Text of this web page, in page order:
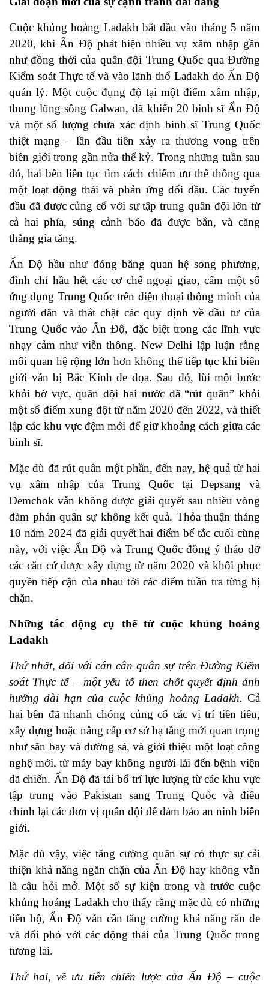
Cuộc khủng hoảng Ladakh bắt đầu vào tháng 5 năm
2020, khi Ấn Độ phát hiện nhiều vụ xâm nhập gần
như đồng thời của quân đội Trung Quốc qua Đường
Kiểm soát Thực tế và vào lãnh thổ Ladakh do Ấn Độ
quản lý. Một cuộc đụng độ tại một điểm xâm nhập,
thung lũng sông Galwan, đã khiến 20 binh sĩ Ấn Độ
và một số lượng chưa xác định binh sĩ Trung Quốc
thiệt mạng – lần đầu tiên xảy ra thương vong trên
biên giới trong gần nửa thế kỷ. Trong những tuần sau
đó, hai bên liên tục tìm cách chiếm ưu thế thông qua
một loạt động thái và phản ứng đối đầu. Các tuyến
đầu đã được củng cố với sự tập trung quân đội lớn từ
cả hai phía, súng cảnh báo đã được bắn, và căng
thẳng gia tăng.
Ấn Độ hầu như đóng băng quan hệ song phương,
đình chỉ hầu hết các cơ chế ngoại giao, cấm một số
ứng dụng Trung Quốc trên điện thoại thông minh của
người dân và thắt chặt các quy định về đầu tư của
Trung Quốc vào Ấn Độ, đặc biệt trong các lĩnh vực
nhạy cảm như viễn thông. New Delhi lập luận rằng
mối quan hệ rộng lớn hơn không thể tiếp tục khi biên
giới vẫn bị Bắc Kinh đe dọa. Sau đó, lùi một bước
khỏi bờ vực, quân đội hai nước đã “rút quân” khỏi
một số điểm xung đột từ năm 2020 đến 2022, và thiết
lập các khu vực đệm mới để giữ khoảng cách giữa các
binh sĩ.
Mặc dù đã rút quân một phần, đến nay, hệ quả từ hai
vụ xâm nhập của Trung Quốc tại Depsang và
Demchok vẫn không được giải quyết sau nhiều vòng
đàm phán quân sự không kết quả. Thỏa thuận tháng
10 năm 2024 đã giải quyết hai điểm bế tắc cuối cùng
này, với việc Ấn Độ và Trung Quốc đồng ý tháo dỡ
các căn cứ được xây dựng từ năm 2020 và khôi phục
quyền tiếp cận của nhau tới các điểm tuần tra từng bị
chặn.
Những tác động cụ thể từ cuộc khủng hoảng
Ladakh
Thứ nhất, đối với cán cân quân sự trên Đường Kiểm
soát Thực tế – một yếu tố then chốt quyết định ảnh
hưởng dài hạn của cuộc khủng hoảng Ladakh. Cả
hai bên đã nhanh chóng củng cố các vị trí tiền tiêu,
xây dựng hoặc nâng cấp cơ sở hạ tầng mới quan trọng
như sân bay và đường sá, và giới thiệu một loạt công
nghệ mới, từ máy bay không người lái đến bệnh viện
dã chiến. Ấn Độ đã tái bố trí lực lượng từ các khu vực
tập trung vào Pakistan sang Trung Quốc và điều
chỉnh lại các đơn vị quân đội để đảm bảo an ninh biên
giới.
Mặc dù vậy, việc tăng cường quân sự có thực sự cải
thiện khả năng ngăn chặn của Ấn Độ hay không vẫn
là câu hỏi mở. Một số sự kiện trong và trước cuộc
khủng hoảng Ladakh cho thấy rằng mặc dù có những
tiến bộ, Ấn Độ vẫn cần tăng cường khả năng răn đe
và đối phó với các động thái của Trung Quốc trong
tương lai.
Thứ hai, về ưu tiên chiến lược của Ấn Độ – cuộc